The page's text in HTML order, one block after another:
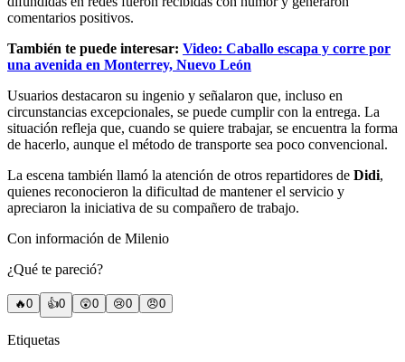
comentarios positivos.
También te puede interesar: Video: Caballo escapa y corre por
una avenida en Monterrey, Nuevo León
Usuarios destacaron su ingenio y señalaron que, incluso en
circunstancias excepcionales, se puede cumplir con la entrega. La
situación refleja que, cuando se quiere trabajar, se encuentra la forma
de hacerlo, aunque el método de transporte sea poco convencional.
La escena también llamó la atención de otros repartidores de Didi,
quienes reconocieron la dificultad de mantener el servicio y
apreciaron la iniciativa de su compañero de trabajo.
Con información de Milenio
¿Qué te pareció?
🔥0 👍0 😲0 😢0 😠0
Etiquetas